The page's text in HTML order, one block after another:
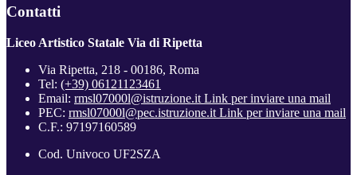
Contatti
Liceo Artistico Statale Via di Ripetta
Via Ripetta, 218 - 00186, Roma
Tel: (+39) 06121123461
Email: rmsl07000l@istruzione.it Link per inviare una mail
PEC: rmsl07000l@pec.istruzione.it Link per inviare una mail
C.F.: 97197160589
Cod. Univoco UF2SZA